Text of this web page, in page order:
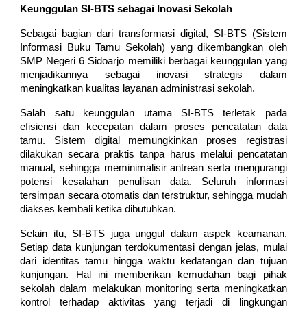
Keunggulan SI-BTS sebagai Inovasi Sekolah
Sebagai bagian dari transformasi digital, SI-BTS (Sistem
Informasi Buku Tamu Sekolah) yang dikembangkan oleh
SMP Negeri 6 Sidoarjo memiliki berbagai keunggulan yang
menjadikannya sebagai inovasi strategis dalam
meningkatkan kualitas layanan administrasi sekolah.
Salah satu keunggulan utama SI-BTS terletak pada
efisiensi dan kecepatan dalam proses pencatatan data
tamu. Sistem digital memungkinkan proses registrasi
dilakukan secara praktis tanpa harus melalui pencatatan
manual, sehingga meminimalisir antrean serta mengurangi
potensi kesalahan penulisan data. Seluruh informasi
tersimpan secara otomatis dan terstruktur, sehingga mudah
diakses kembali ketika dibutuhkan.
Selain itu, SI-BTS juga unggul dalam aspek keamanan.
Setiap data kunjungan terdokumentasi dengan jelas, mulai
dari identitas tamu hingga waktu kedatangan dan tujuan
kunjungan. Hal ini memberikan kemudahan bagi pihak
sekolah dalam melakukan monitoring serta meningkatkan
kontrol terhadap aktivitas yang terjadi di lingkungan